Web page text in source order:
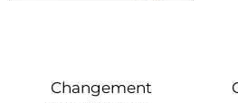
Changement